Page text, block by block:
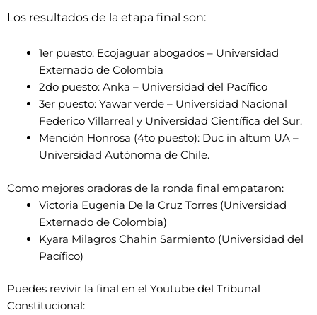
Los resultados de la etapa final son:
1er puesto: Ecojaguar abogados – Universidad
Externado de Colombia
2do puesto: Anka – Universidad del Pacífico
3er puesto: Yawar verde – Universidad Nacional
Federico Villarreal y Universidad Científica del Sur.
Mención Honrosa (4to puesto): Duc in altum UA –
Universidad Autónoma de Chile.
Como mejores oradoras de la ronda final empataron:
Victoria Eugenia De la Cruz Torres (Universidad
Externado de Colombia)
Kyara Milagros Chahin Sarmiento (Universidad del
Pacífico)
Puedes revivir la final en el Youtube del Tribunal
Constitucional: